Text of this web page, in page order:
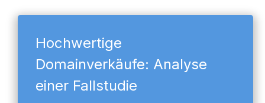
Hochwertige
Domainverkäufe: Analyse
einer Fallstudie